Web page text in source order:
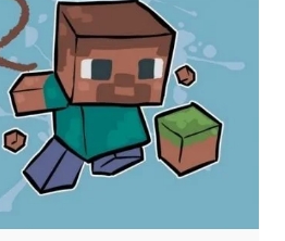
#34
|
34#
MINECRAFT
:
D7OOMY999